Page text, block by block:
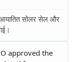
सोलर सेल और
approved the